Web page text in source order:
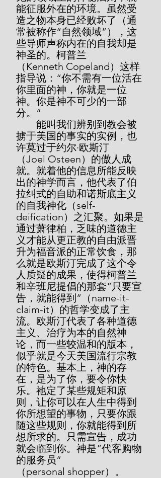
能征服外在的环境。虽然受
造之物本身已经败坏了（通
常被称作“自然领域”），这
些导师声称内在的自我却是
神圣的。柯普兰
（Kenneth Copeland）这样
指导说：“你不需有一位活在
你里面的神，你就是一位
神。你是神不可少的一部
分。”
掳于美国的事实的实例，也
许莫过于约尔·欧斯汀
（Joel Osteen）的傲人成
就。就着他的信息所能反映
出的神学而言，他代表了伯
拉纠式的自助和诺斯底主义
的自我神化（self-
deification）之汇聚。如果是
通过萧律柏，乏味的道德主
义才能从更正教的自由派晋
升为福音派的正常饮食，那
么就是欧斯汀完成了这个令
人质疑的成果，使得柯普兰
和辛班尼提倡的那套“只要宣
告，就能得到”（name-it-
claim-it）的哲学变成了主
流。欧斯汀代表了各种道德
主义、治疗为本的自然神
论，而一些较温和的版本，
似乎就是今天美国流行宗教
的特色。基本上，神的存
在，是为了你，要令你快
乐。祂定了某些规矩和原
则，让你可以在人生中得到
你所想望的事物，只要你跟
随这些规则，你就能得到所
想所求的。只需宣告，成功
就会临到你。神是“代客购物
的服务员”
（personal shopper）。